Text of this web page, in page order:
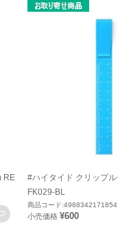
RE
お気に入りに登録
#ハイタイド クリップル
FK029-BL
商品コード:4988342171854
小売価格 ¥600